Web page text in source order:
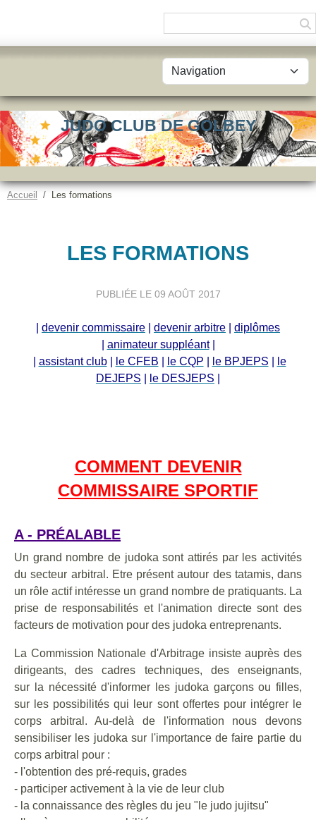
JUDO CLUB DE GOLBEY
Accueil Les formations
LES FORMATIONS
PUBLIÉE LE 09 AOÛT 2017
devenir commissaire devenir arbitre
diplômes
animateur suppléant|
assistant club le CFEB le CQP le BPJEPS
le
DEJEPS
le DESJEPS
COMMENT DEVENIR
COMMISSAIRE SPORTIF
A - PRÉALABLE
Un grand nombre de judoka sont attirés par les activités
du secteur arbitral. Etre présent autour des tatamis, dans
un rôle actif intéresse un grand nombre de pratiquants. La
prise de responsabilités et l'animation directe sont des
facteurs de motivation pour des judoka entreprenants.
La Commission Nationale d'Arbitrage insiste auprès des
dirigeants, des cadres techniques, des enseignants,
sur la nécessité d'informer les judoka garçons ou filles,
sur les possibilités qui leur sont offertes pour intégrer le
corps arbitral. Au-delà de l'information nous devons
sensibiliser les judoka sur l'importance de faire partie du
corps arbitral pour :
- l'obtention des pré-requis, grades
- participer activement à la vie de leur club
- la connaissance des règles du jeu "le judo jujitsu"